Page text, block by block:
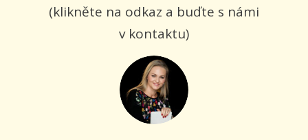
(klikněte na odkaz a buďte s námi
v kontaktu)